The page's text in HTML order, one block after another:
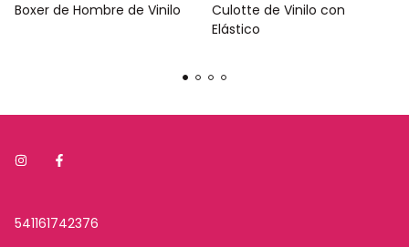
Boxer de Hombre de Vinilo
Culotte de Vinilo con
Elástico
541161742376